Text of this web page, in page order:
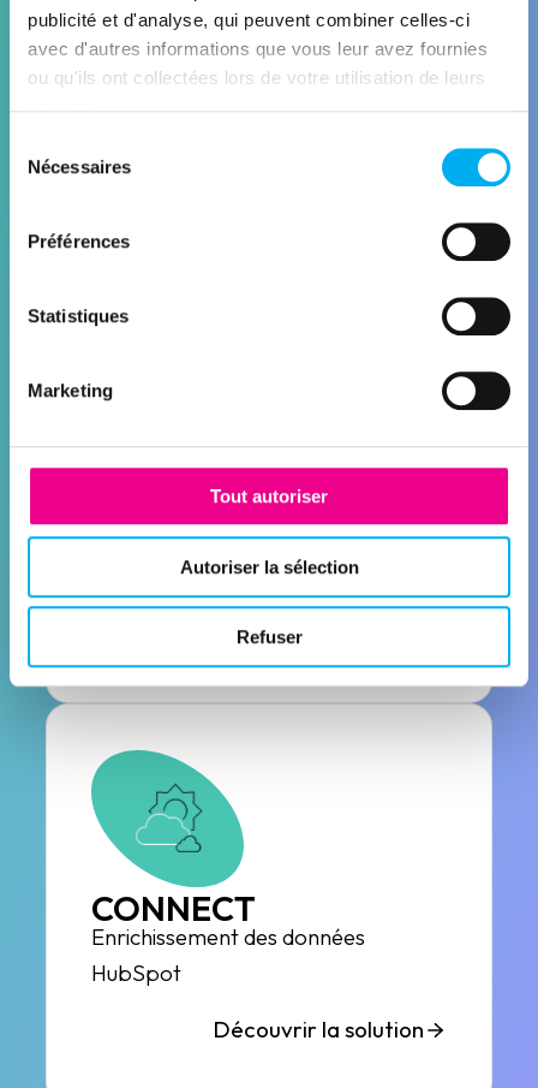
publicité et d'analyse, qui peuvent combiner celles-ci
avec d'autres informations que vous leur avez fournies
ou qu'ils ont collectées lors de votre utilisation de leurs
Nécessaires
Préférences
Statistiques
Marketing
Tout autoriser
Autoriser la sélection
Refuser
QUALIFY
ANALYTICS
Visualisez, analysez et pilotez
Découvrir la solution
CONNECT
Enrichissement des données
HubSpot
Découvrir la solution